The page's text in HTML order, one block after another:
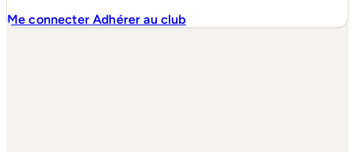
Me connecterAdhérer au club